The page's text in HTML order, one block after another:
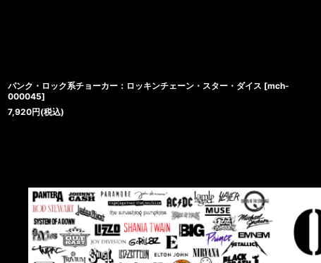
パンク・ロック系チョーカー：ロッキンチェーン・スター・ダイス [mch-
000045]
7,920円(税込)